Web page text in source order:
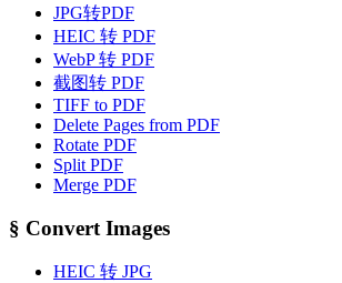
JPG转PDF
HEIC 转 PDF
WebP 转 PDF
截图转 PDF
TIFF to PDF
Delete Pages from PDF
Rotate PDF
Split PDF
Merge PDF
§ Convert Images
HEIC 转 JPG